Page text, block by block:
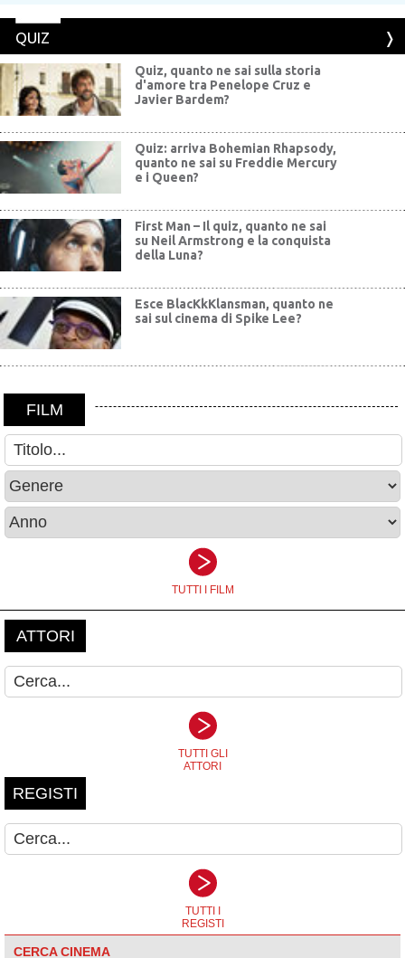
QUIZ
Quiz, quanto ne sai sulla storia
d'amore tra Penelope Cruz e
Javier Bardem?
Quiz: arriva Bohemian Rhapsody,
quanto ne sai su Freddie Mercury
e i Queen?
First Man – Il quiz, quanto ne sai
su Neil Armstrong e la conquista
della Luna?
Esce BlacKkKlansman, quanto ne
sai sul cinema di Spike Lee?